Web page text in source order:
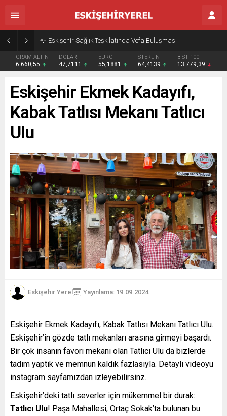
Eskişehir Sağlık Teşkilatında Vefa Buluşması
GRAM ALTIN
6.660,55
DOLAR
47,7111
EURO
55,1881
STERLİN
64,4139
BIST 100
13.779,39
Eskişehir Ekmek Kadayıfı,
Kabak Tatlısı Mekanı Tatlıcı
Ulu
Eskişehir Yerel Yayınlama: 19.09.2024
Eskişehir Ekmek Kadayıfı, Kabak Tatlısı Mekanı Tatlıcı Ulu.
Eskişehir’in gözde tatlı mekanları arasına girmeyi başardı.
Bir çok insanın favori mekanı olan Tatlıcı Ulu da bizlerde
tadım yaptık ve memnun kaldık fazlasıyla. Detaylı videoyu
instagram sayfamızdan izleyebilirsinz.
Eskişehir’deki tatlı severler için mükemmel bir durak:
Tatlıcı Ulu! Paşa Mahallesi, Ortaç Sokak’ta bulunan bu